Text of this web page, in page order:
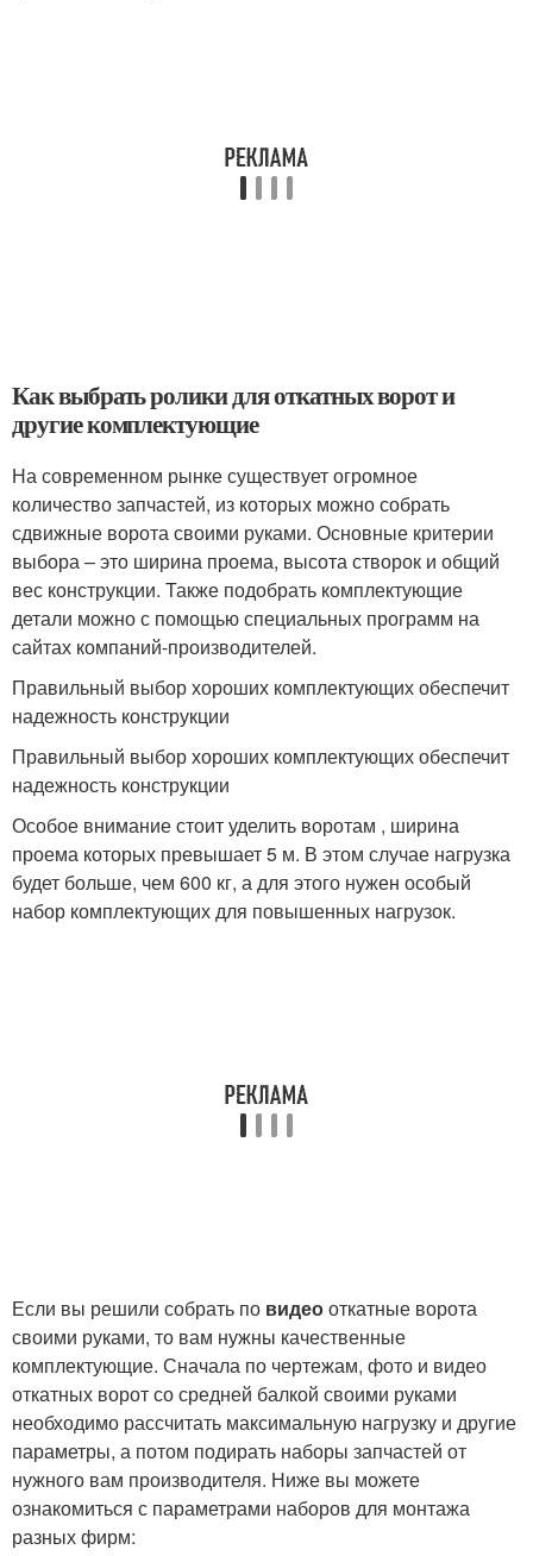
Как выбрать ролики для откатных ворот и
другие комплектующие
На современном рынке существует огромное
количество запчастей, из которых можно собрать
сдвижные ворота своими руками. Основные критерии
выбора – это ширина проема, высота створок и общий
вес конструкции. Также подобрать комплектующие
детали можно с помощью специальных программ на
сайтах компаний-производителей.
Правильный выбор хороших комплектующих обеспечит
надежность конструкции
Правильный выбор хороших комплектующих обеспечит
надежность конструкции
Особое внимание стоит уделить воротам , ширина
проема которых превышает 5 м. В этом случае нагрузка
будет больше, чем 600 кг, а для этого нужен особый
набор комплектующих для повышенных нагрузок.
Если вы решили собрать по видеооткатные ворота
своими руками, то вам нужны качественные
комплектующие. Сначала по чертежам, фото и видео
откатных ворот со средней балкой своими руками
необходимо рассчитать максимальную нагрузку и другие
параметры, а потом подирать наборы запчастей от
нужного вам производителя. Ниже вы можете
ознакомиться с параметрами наборов для монтажа
разных фирм: